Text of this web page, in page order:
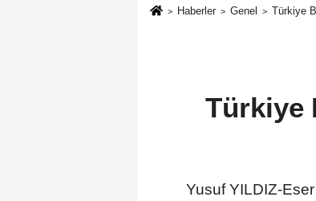
Haberler Genel Türkiye
Türkiye
Yusuf YILDIZ-